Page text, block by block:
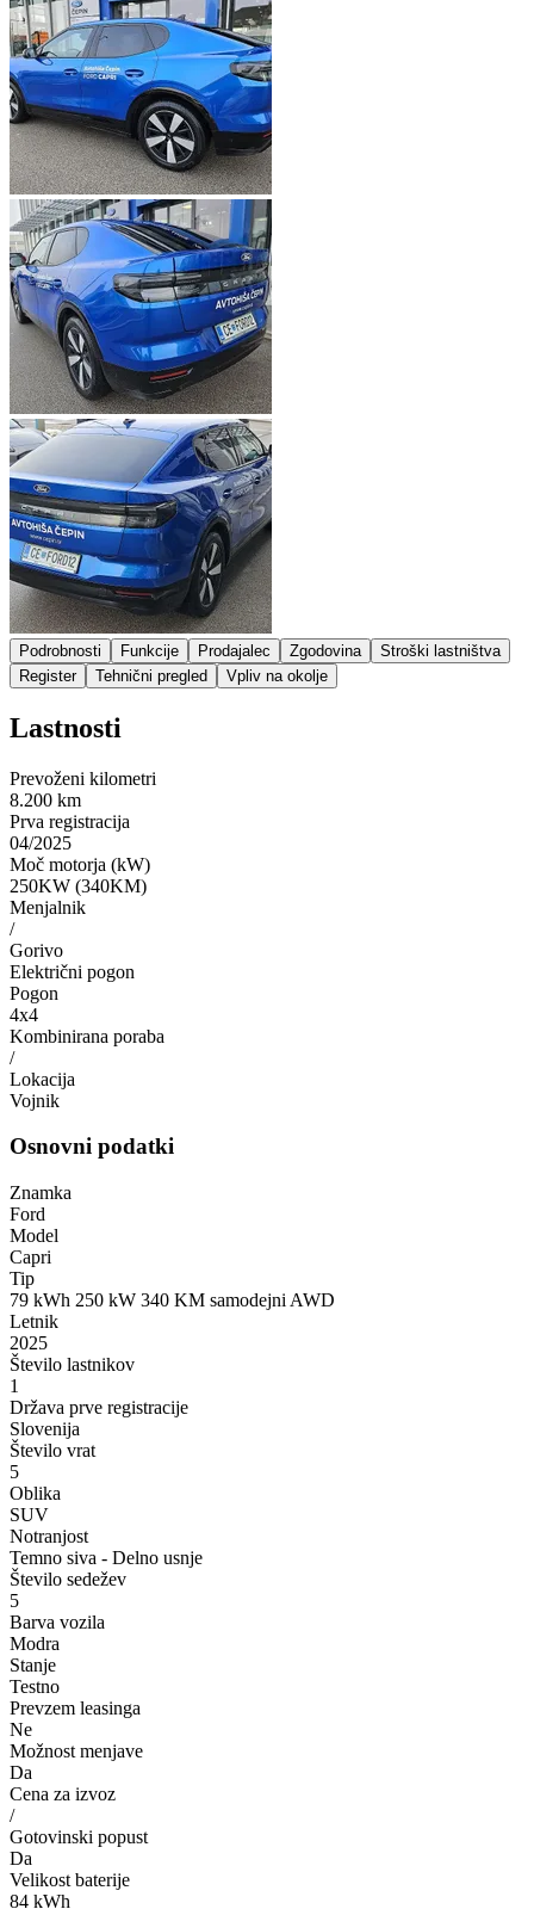
Podrobnosti Funkcije Prodajalec Zgodovina
Stroški lastništva
Register
Tehnični pregled Vpliv na okolje
Lastnosti
Prevoženi kilometri
8.200 km
Prva registracija
04/2025
Moč motorja (kW)
250KW (340KM)
Menjalnik
/
Gorivo
Električni pogon
Pogon
4x4
Kombinirana poraba
/
Lokacija
Vojnik
Osnovni podatki
Znamka
Ford
Model
Capri
Tip
79 kWh 250 kW 340 KM samodejni AWD
Letnik
2025
Število lastnikov
1
Država prve registracije
Slovenija
Število vrat
5
Oblika
SUV
Notranjost
Temno siva - Delno usnje
Število sedežev
5
Barva vozila
Modra
Stanje
Testno
Prevzem leasinga
Ne
Možnost menjave
Da
Cena za izvoz
/
Gotovinski popust
Da
Velikost baterije
84 kWh